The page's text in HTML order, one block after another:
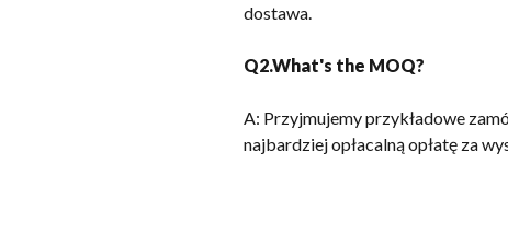
dostawa.
Q2.What's the MOQ?
A: Przyjmujemy przykładowe
najbardziej opłacalną opłatę za